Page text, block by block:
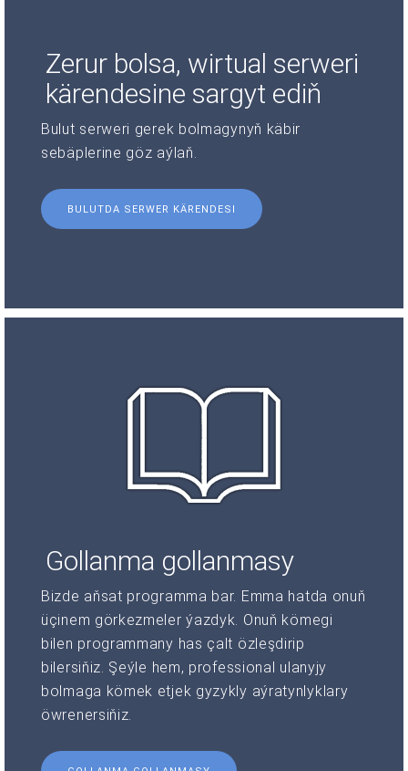
Zerur bolsa, wirtual serweri
kärendesine sargyt ediň
Bulut serweri gerek bolmagynyň käbir
sebäplerine göz aýlaň.
BULUTDA SERWER KÄRENDESI
Gollanma gollanmasy
Bizde aňsat programma bar. Emma hatda onuň
üçinem görkezmeler ýazdyk. Onuň kömegi
bilen programmany has çalt özleşdirip
bilersiňiz. Şeýle hem, professional ulanyjy
bolmaga kömek etjek gyzykly aýratynlyklary
öwrenersiňiz.